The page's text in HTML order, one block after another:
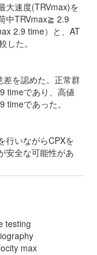
大速度(TRVmax)を
中TRVmax≧ 2.9
2.9 time）と、AT
した。
を認めた。正常群
timeであり、高値
であった。
行いながらCPXを
安全な可能性があ
testing
max